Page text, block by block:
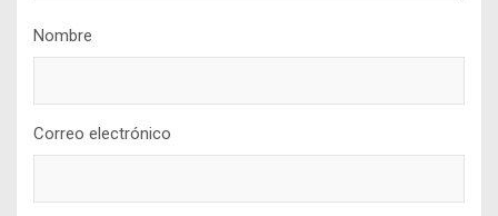
Nombre
Correo electrónico